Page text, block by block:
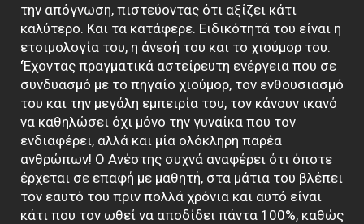
την απόγνωση, πιστεύοντας ότι αξίζει κάτι
καλύτερο. Και τα κατάφερε. Ειδικότητά του είναι η
ετοιμολογία του, η άνεσή του και το χιούμορ του.
'Έχοντας πραγματικά αστείρευτη ενέργεια που σε
συνδυασμό με το πηγαίο χιούμορ, τον ενθουσιασμό
του και την μεγάλη εμπειρία του, τον κάνουν ικανό
να καθηλώσει όχι μόνο την γυναίκα που τον
ενδιαφέρει, αλλά και μία ολόκληρη παρέα
ανθρώπων! Ο Ανέστης συχνά αναφέρει ότι όποτε
έρχεται σε επαφή με μαθητή, στα μάτια του βλέπει
τον εαυτό του πριν πολλά χρόνια και αυτό είναι
κάτι που τον ωθεί να αποδίδει πάντα 100%, καθώς